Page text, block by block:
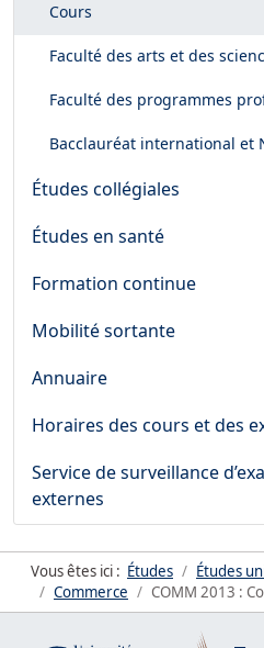
Cours
Faculté des arts et des
Faculté des programmes
Bacclauréat international et
Études collégiales
Études en santé
Formation continue
Mobilité sortante
Annuaire
Horaires des cours et des
Service de surveillance
externes
Vous êtes ici : Études Études
Commerce
COMM 2013 :